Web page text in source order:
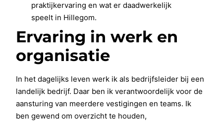
praktijkervaring en wat er daadwerkelijk
speelt in Hillegom.
Ervaring in werk en
organisatie
In het dagelijks leven werk ik als bedrijfsleider bij een
landelijk bedrijf. Daar ben ik verantwoordelijk voor de
aansturing van meerdere vestigingen en teams. Ik
ben gewend om overzicht te houden,